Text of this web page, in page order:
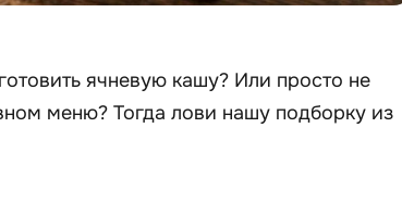
ячневую кашу? Или просто не
меню? Тогда лови нашу подборку из